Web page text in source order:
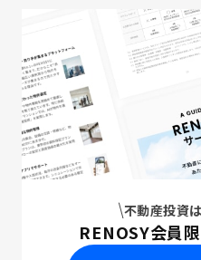
不動産投資
RENOSY会員